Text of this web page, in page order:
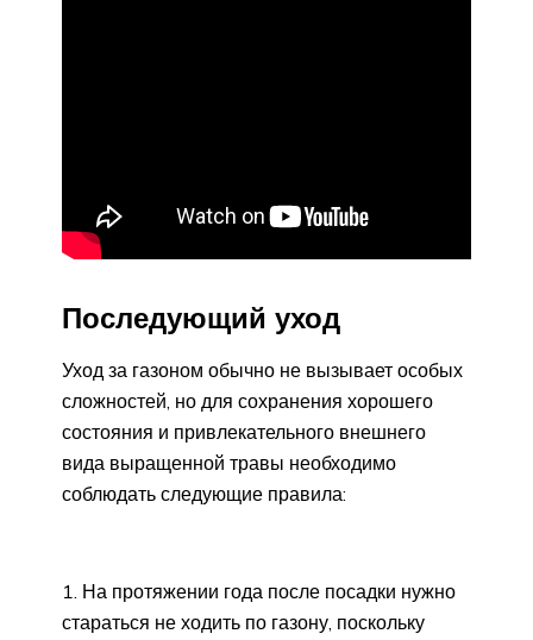
Последующий уход
Уход за газоном обычно не вызывает особых
сложностей, но для сохранения хорошего
состояния и привлекательного внешнего
вида выращенной травы необходимо
соблюдать следующие правила:
На протяжении года после посадки нужно
стараться не ходить по газону, поскольку